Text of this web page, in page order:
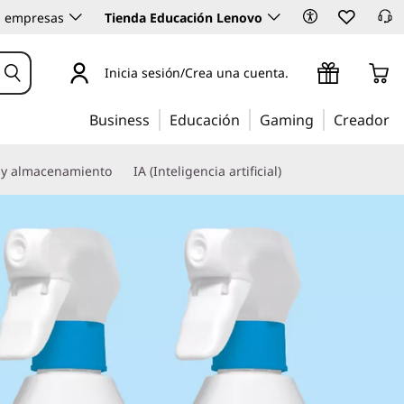
Tienda Educación Lenovo
Inicia sesión/Crea una cuenta.
Business Educación Gaming Creador
almacenamiento IA (Inteligencia artificial)